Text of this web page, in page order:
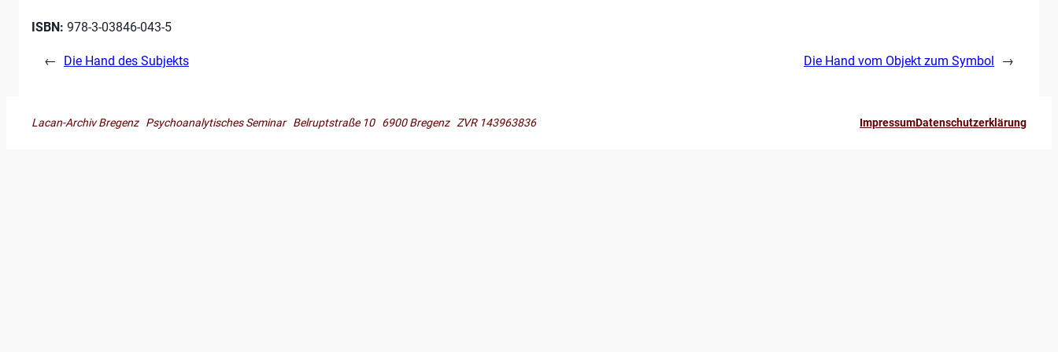
ISBN: 978-3-03846-043-5
← Die Hand des Subjekts Die Hand vom Objekt zum Symbol →
Lacan-Archiv Bregenz Psychoanalytisches Seminar Belruptstraße 10 6900 Bregenz ZVR 143963836 ImpressumDatenschutzerklärung